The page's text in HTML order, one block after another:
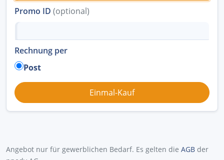
Promo ID (optional)
Rechnung per
Post
Angebot nur für gewerblichen Bedarf. Es gelten die AGB der